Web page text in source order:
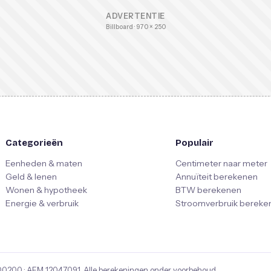
ADVERTENTIE
Billboard · 970 × 250
Categorieën
Eenheden & maten
Geld & lenen
Wonen & hypotheek
Energie & verbruik
Populair
Centimeter naar meter
Annuïteit berekenen
BTW berekenen
Stroomverbruik